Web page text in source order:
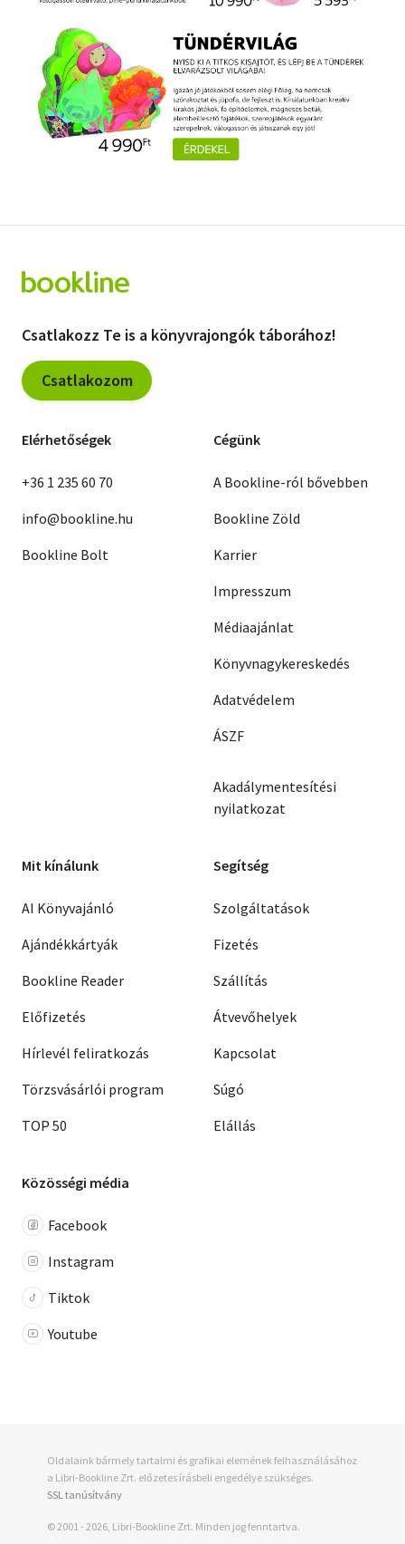
Csatlakozz Te is a könyvrajongók táborához!
Csatlakozom
Elérhetőségek
+36 1 235 60 70
info@bookline.hu
Bookline Bolt
Cégünk
A Bookline-ról bővebben
Bookline Zöld
Karrier
Impresszum
Médiaajánlat
Könyvnagykereskedés
Adatvédelem
ÁSZF
Akadálymentesítési
nyilatkozat
Mit kínálunk
AI Könyvajánló
Ajándékkártyák
Bookline Reader
Előfizetés
Hírlevél feliratkozás
Törzsvásárlói program
TOP 50
Segítség
Szolgáltatások
Fizetés
Szállítás
Átvevőhelyek
Kapcsolat
Súgó
Elállás
Közösségi média
Facebook
Instagram
Tiktok
Youtube
Oldalaink bármely tartalmi és grafikai elemének felhasználásához
a Libri-Bookline Zrt. előzetes írásbeli engedélye szükséges.
SSL tanúsítvány
© 2001 - 2026, Libri-Bookline Zrt. Minden jog fenntartva.